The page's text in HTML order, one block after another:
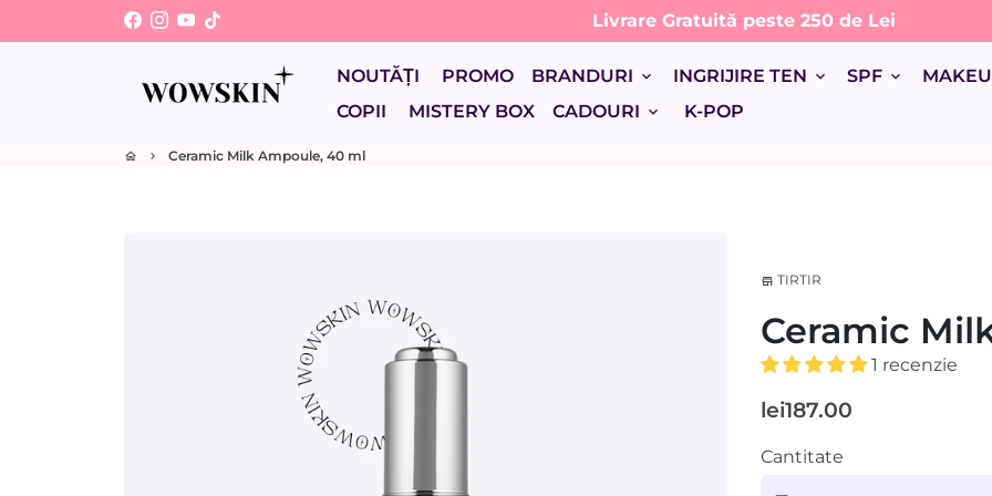
la
Livrare Gratuită peste 250 de Lei
NOUTĂȚI PROMO BRANDURI keyboard_arrow_down INGRIJIRE TEN keyboard_arrow_down SPF keyboard_arrow_down
COPII MISTERY BOX CADOURI keyboard_arrow_down K-POP
home keyboard_arrow_right Ceramic Milk Ampoule, 40 ml
store TIRTIR
Ceramic
1 recenzie
lei187.00
Cantitate